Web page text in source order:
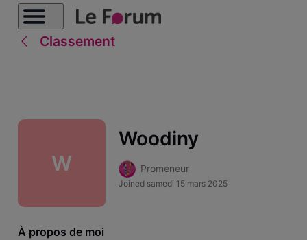
Classement
W
Woodiny
Promeneur
Joined samedi 15 mars 2025
À propos de moi